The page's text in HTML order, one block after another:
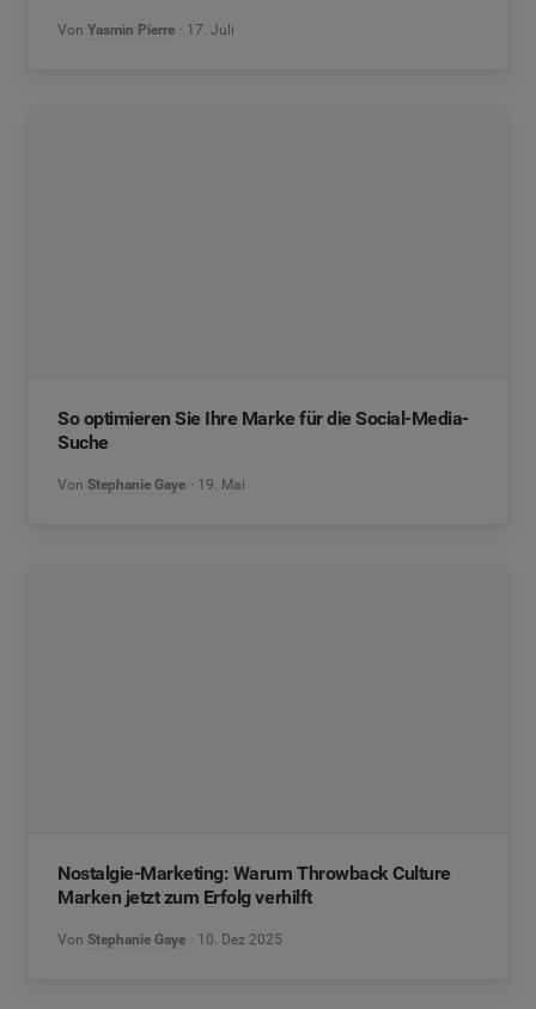
Von Yasmin Pierre 17. Juli
So optimieren Sie Ihre Marke für die Social-Media-
Suche
Von Stephanie Gaye 19. Mai
Nostalgie-Marketing: Warum Throwback Culture
Marken jetzt zum Erfolg verhilft
Von Stephanie Gaye 10. Dez 2025